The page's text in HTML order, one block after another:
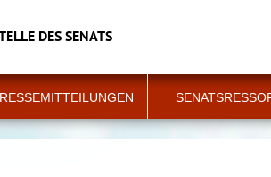
DES SENATS